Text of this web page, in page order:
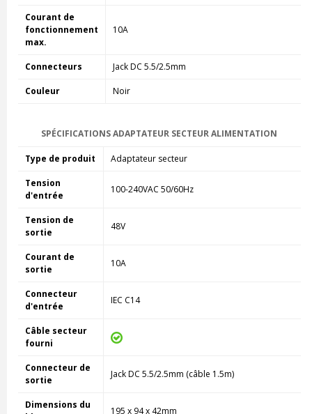
Courant de
fonctionnement
max.
10A
Connecteurs Jack DC 5.5/2.5mm
Couleur Noir
SPÉCIFICATIONS ADAPTATEUR SECTEUR ALIMENTATION
Type de produit Adaptateur secteur
Tension
d'entrée
100-240VAC 50/60Hz
Tension de
sortie
48V
Courant de
sortie
10A
Connecteur
d'entrée
IEC C14
Câble secteur
fourni
Connecteur de
sortie
Jack DC 5.5/2.5mm (câble 1.5m)
Dimensions du
195 x 94 x 42mm